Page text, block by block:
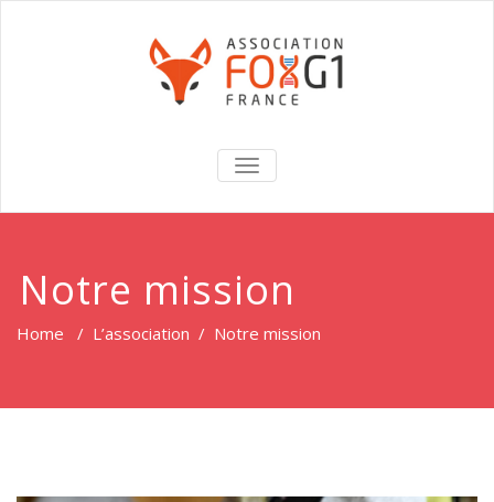
TOGGLE
NAVIGATION
Notre mission
Home / L’association / Notre mission